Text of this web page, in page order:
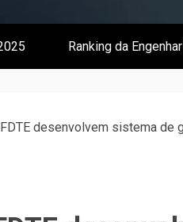
| O
Ranking da
desenvolvem sistema de